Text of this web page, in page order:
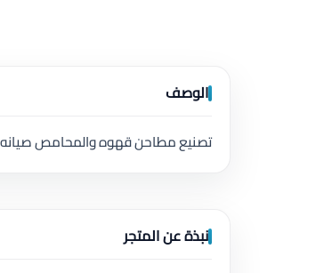
الوصف
تصنيع مطاحن قهوه والمحامص
نبذة عن المتجر